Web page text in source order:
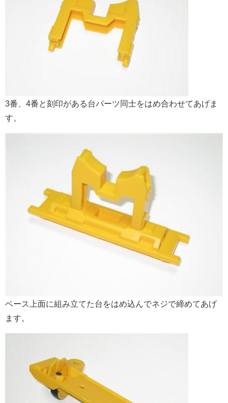
3番、4番と刻印がある台パーツ同士をはめ合わせてあげま
す。
ベース上面に組み立てた台をはめ込んでネジで締めてあげ
ます。